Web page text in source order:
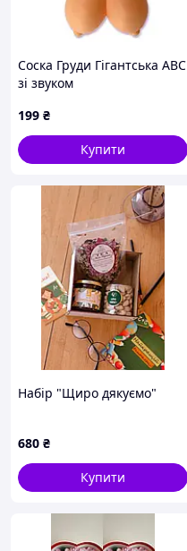
Соска Груди Гігантська ABC
зі звуком
199 ₴
Купити
Набір "Щиро дякуємо"
680 ₴
Купити